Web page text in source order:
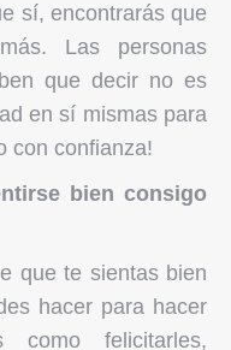
sí, encontrarás que
Las personas
que decir no es
en sí mismas para
con confianza!
bien consigo
que te sientas bien
hacer para hacer
como felicitarles,